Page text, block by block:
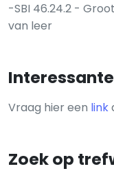
-SBI 46.24.2 -
van leer
Vraag hier een link
Zoek op